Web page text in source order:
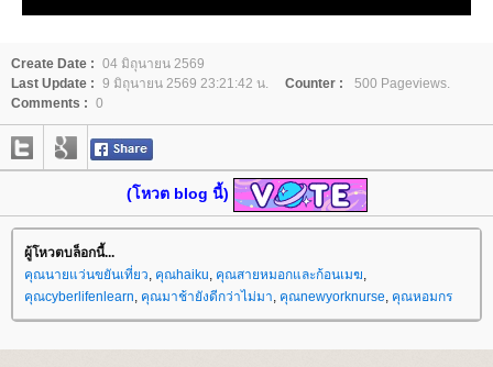
Create Date : 04 มิถุนายน 2569
Last Update : 9 มิถุนายน 2569 23:21:42 น. Counter :
500 Pageviews.
Comments : 0
(โหวต blog นี้)
ผู้โหวตบล็อกนี้...
คุณนายแว่นขยันเที่ยว, คุณhaiku, คุณสายหมอกและก้อนเมฆ,
คุณcyberlifenlearn, คุณมาช้ายังดีกว่าไม่มา, คุณnewyorknurse, คุณหอมกร